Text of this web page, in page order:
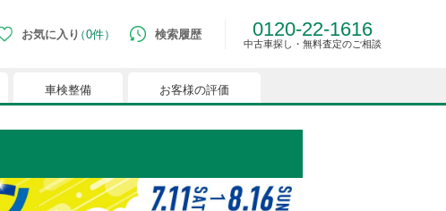
お気に入り 0件
クルマはございません。
いつでも簡単に比較ができるようになります。
検索履歴 0120-22-1616
中古車探し・無料査定のご相談
車検整備 お客様の評価